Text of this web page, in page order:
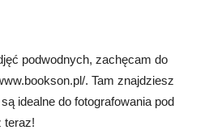
podwodnych, zachęcam do
. Tam znajdziesz
idealne do fotografowania pod
teraz!